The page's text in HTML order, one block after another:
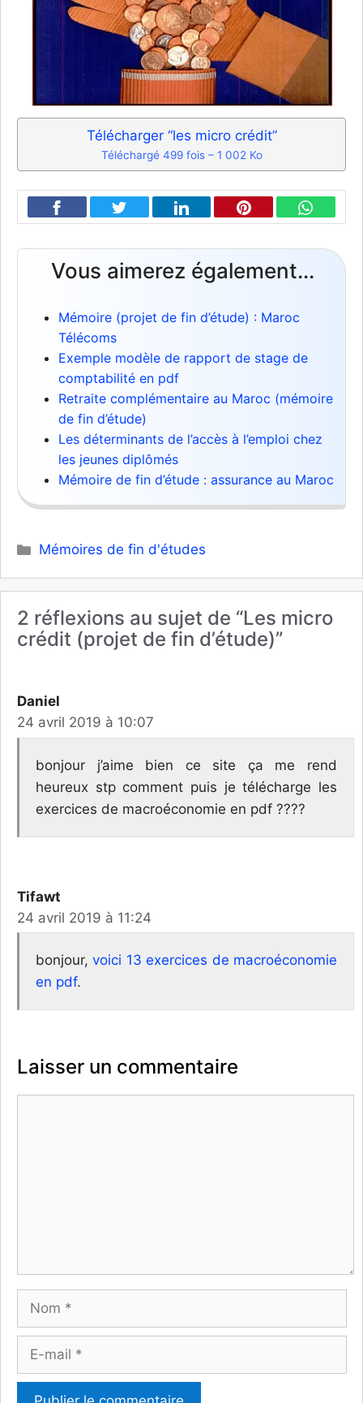
Télécharger “les micro crédit”
Téléchargé 499 fois – 1 002 Ko
Vous aimerez également...
Mémoire (projet de fin d’étude) : Maroc
Télécoms
Exemple modèle de rapport de stage de
comptabilité en pdf
Retraite complémentaire au Maroc (mémoire
de fin d’étude)
Les déterminants de l’accès à l’emploi chez
les jeunes diplômés
Mémoire de fin d’étude : assurance au Maroc
Catégories
Mémoires de fin d'études
2 réflexions au sujet de “Les micro
crédit (projet de fin d’étude)”
Daniel
24 avril 2019 à 10:07
bonjour j’aime bien ce site ça me rend
heureux stp comment puis je télécharge les
exercices de macroéconomie en pdf ????
Tifawt
24 avril 2019 à 11:24
bonjour,voici 13 exercices de macroéconomie
en pdf.
Laisser un commentaire
Nom